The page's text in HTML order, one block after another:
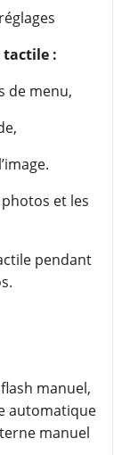
tactile :
de menu,
et les
pendant
manuel,
automatique
manuel